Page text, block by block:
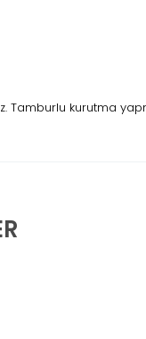
Tamburlu kurutma